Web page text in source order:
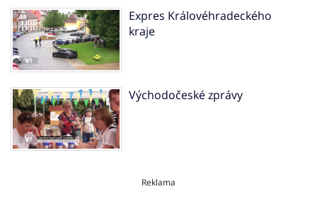
Expres Královéhradeckého
kraje
Východočeské zprávy
Reklama